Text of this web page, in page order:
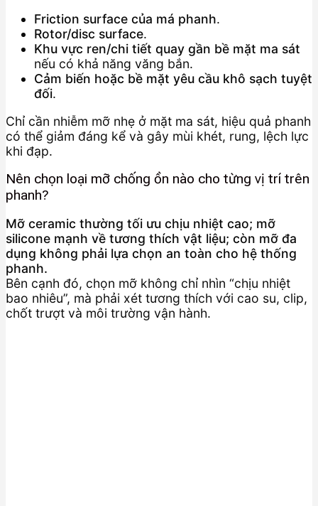
Friction surface của má phanh.
Rotor/disc surface.
Khu vực ren/chi tiết quay gần bề mặt ma sát
nếu có khả năng văng bắn.
Cảm biến hoặc bề mặt yêu cầu khô sạch tuyệt
đối.
Chỉ cần nhiễm mỡ nhẹ ở mặt ma sát, hiệu quả phanh
có thể giảm đáng kể và gây mùi khét, rung, lệch lực
khi đạp.
Nên chọn loại mỡ chống ồn nào cho từng vị trí trên
phanh?
Mỡ ceramic thường tối ưu chịu nhiệt cao; mỡ
silicone mạnh về tương thích vật liệu; còn mỡ đa
dụng không phải lựa chọn an toàn cho hệ thống
phanh.
Bên cạnh đó, chọn mỡ không chỉ nhìn “chịu nhiệt
bao nhiêu”, mà phải xét tương thích với cao su, clip,
chốt trượt và môi trường vận hành.